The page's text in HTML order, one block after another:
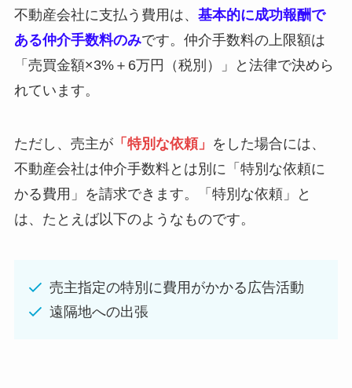
不動産会社に支払う費用は、 基本的に成功報酬で
ある仲介手数料のみです。仲介手数料の上限額は
「売買金額×3%＋6万円（税別）」と法律で決めら
れています。
ただし、売主が「特別な依頼」 をした場合には、
不動産会社は仲介手数料とは別に「特別な依頼に
かる費用」を請求できます。「特別な依頼」と
は、たとえば以下のようなものです。
売主指定の特別に費用がかかる広告活動
遠隔地への出張